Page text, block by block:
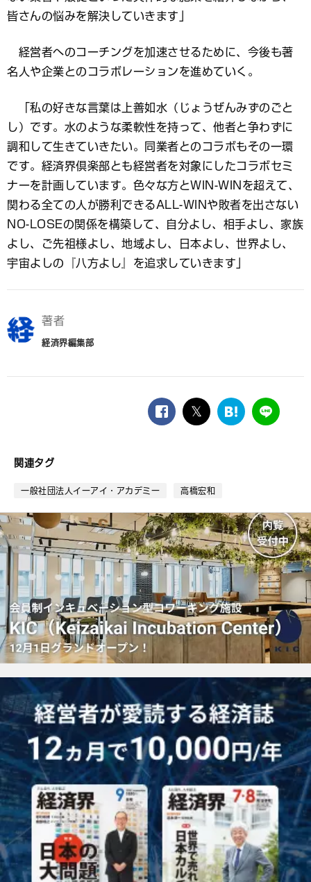
皆さんの悩みを解決していきます」
経営者へのコーチングを加速させるために、今後も著
名人や企業とのコラボレーションを進めていく。
「私の好きな言葉は上善如水（じょうぜんみずのごと
し）です。水のような柔軟性を持って、他者と争わずに
調和して生きていきたい。同業者とのコラボもその一環
です。経済界倶楽部とも経営者を対象にしたコラボセミ
ナーを計画しています。色々な方とWIN-WINを超えて、
関わる全ての人が勝利できるALL-WINや敗者を出さない
NO-LOSEの関係を構築して、自分よし、相手よし、家族
よし、ご先祖様よし、地域よし、日本よし、世界よし、
宇宙よしの『八方よし』を追求していきます」
著者
経済界編集部
facebook
twitter
は
ー
ク
LINE
関連タグ
一般社団法人イーアイ・アカデミー 高橋宏和